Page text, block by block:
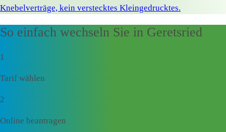
Knebelverträge, kein verstecktes Kleingedrucktes.
So einfach wechseln Sie in Geretsried
1
Tarif wählen
2
Online beantragen